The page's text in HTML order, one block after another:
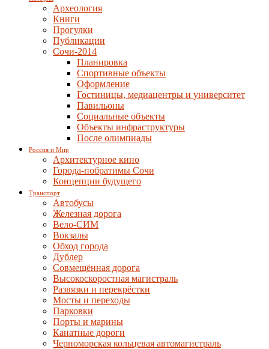
Археология
Книги
Прогулки
Публикации
Сочи-2014
Планировка
Спортивные объекты
Оформление
Гостиницы, медиацентры и университет
Павильоны
Социальные объекты
Объекты инфраструктуры
После олимпиады
Россия и Мир
Архитектурное кино
Города-побратимы Сочи
Концепции будущего
Транспорт
Автобусы
Железная дорога
Вело-СИМ
Вокзалы
Обход города
Дублер
Совмещённая дорога
Высокоскоростная магистраль
Развязки и перекрёстки
Мосты и переходы
Парковки
Порты и марины
Канатные дороги
Черноморская кольцевая автомагистраль